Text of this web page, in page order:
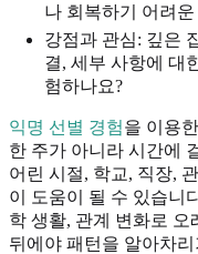
나 회복하기 어려
강점과 관심: 깊은
결, 세부 사항에 대
험하나요?
익명 선별 경험을 이용
한 주가 아니라 시간에
어린 시절, 학교, 직장,
이 도움이 될 수 있습니
학 생활, 관계 변화로 오
뒤에야 패턴을 알아차